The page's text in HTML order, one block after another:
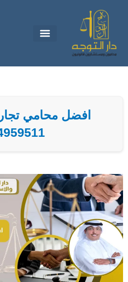
المحتوى
افضل محامي